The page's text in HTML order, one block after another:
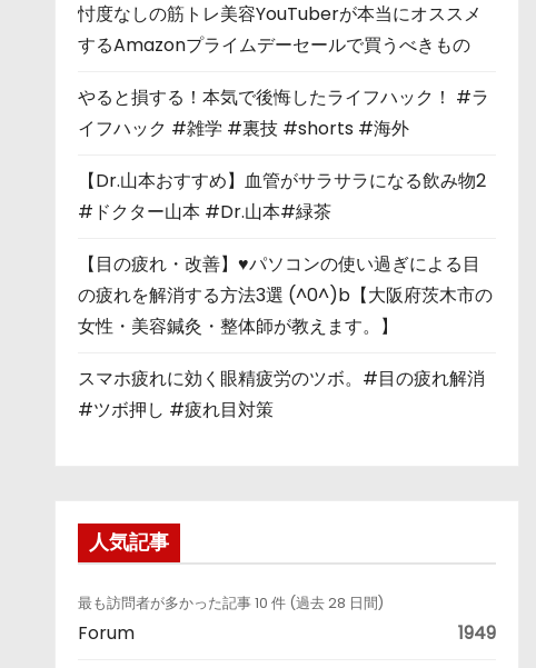
忖度なしの筋トレ美容YouTuberが本当にオススメ
するAmazonプライムデーセールで買うべきもの
やると損する！本気で後悔したライフハック！ #ラ
イフハック #雑学 #裏技 #shorts #海外
【Dr.山本おすすめ】血管がサラサラになる飲み物2
#ドクター山本 #Dr.山本#緑茶
【目の疲れ・改善】♥パソコンの使い過ぎによる目
の疲れを解消する方法3選 (^0^)b【大阪府茨木市の
女性・美容鍼灸・整体師が教えます。】
スマホ疲れに効く眼精疲労のツボ。#目の疲れ解消
#ツボ押し #疲れ目対策
人気記事
最も訪問者が多かった記事 10 件 (過去 28 日間)
Forum 1949